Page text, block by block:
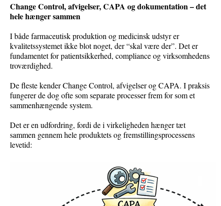
Change Control, afvigelser, CAPA og dokumentation – det
hele hænger sammen
I både farmaceutisk produktion og medicinsk udstyr er
kvalitetssystemet ikke blot noget, der “skal være der”. Det er
fundamentet for patientsikkerhed, compliance og virksomhedens
troværdighed.
De fleste kender Change Control, afvigelser og CAPA. I praksis
fungerer de dog ofte som separate processer frem for som et
sammenhængende system.
Det er en udfordring, fordi de i virkeligheden hænger tæt
sammen gennem hele produktets og fremstillingsprocessens
levetid: